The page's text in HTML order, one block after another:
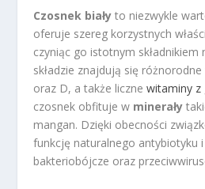
Czosnek biały to niezwykle
oferuje szereg korzystnych
czyniąc go istotnym składnikiem
składzie znajdują się różnorodne
oraz D, a także licznewitaminy z
czosnek obfituje w minerały
mangan. Dzięki obecności
funkcję naturalnego antybiotyku i
bakteriobójcze oraz